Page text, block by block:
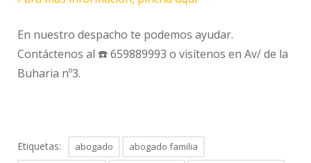
En nuestro despacho te podemos ayudar.
Contáctenos al ☎️ 659889993 o visítenos en Av/ de la
Buharia nº3.
Etiquetas: abogado
abogado familia